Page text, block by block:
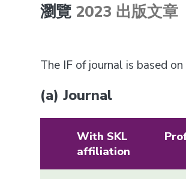
瀏覽 2023 出版文章
The IF of journal is based
(a) Journal
With SKL
affiliation